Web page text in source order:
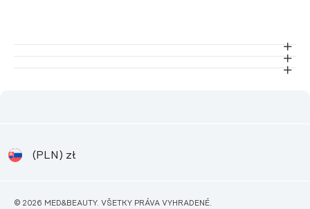
(PLN) zł
© 2026 MED&BEAUTY. VŠETKY PRÁVA VYHRADENÉ.